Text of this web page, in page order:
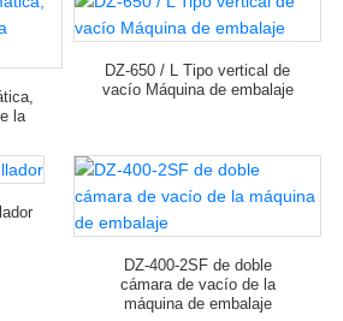
la
DZ-650 / L Tipo vertical de
vacío Máquina de embalaje
DZ-400-2SF de doble
cámara de vacío de la
máquina de embalaje